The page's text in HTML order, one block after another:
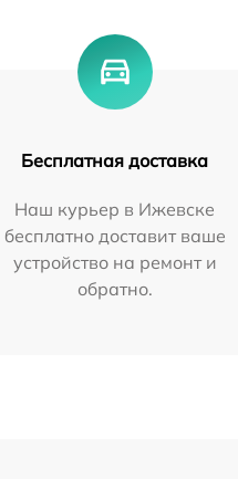
Бесплатная доставка
Наш курьер в Ижевске
бесплатно доставит ваше
устройство на ремонт и
обратно.